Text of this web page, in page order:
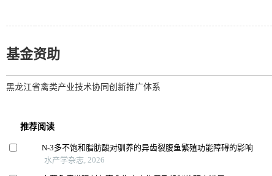
基金资助
黑龙江省禽类产业技术协同创新推广体系